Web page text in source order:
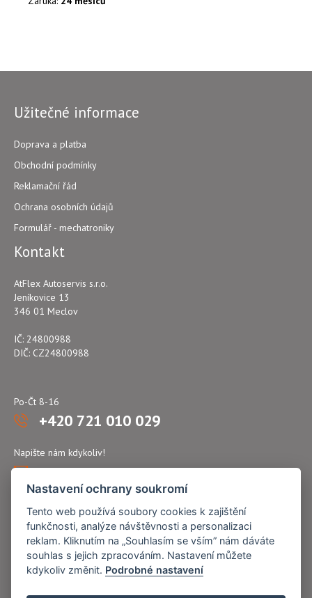
Užitečné informace
Doprava a platba
Obchodní podmínky
Reklamační řád
Ochrana osobních údajů
Formulář - mechatroniky
Kontakt
AtFlex Autoservis s.r.o.
Jeníkovice 13
346 01 Meclov
IČ: 24800988
DIČ: CZ24800988
Po-Čt 8-16
+420 721 010 029
Napište nám kdykoliv!
atflex@seznam.cz
Nastavení ochrany soukromí
Tento web používá soubory cookies k zajištění
funkčnosti, analýze návštěvnosti a personalizaci
reklam. Kliknutím na „Souhlasím se vším” nám dáváte
souhlas s jejich zpracováním. Nastavení můžete
kdykoliv změnit. Podrobné nastavení